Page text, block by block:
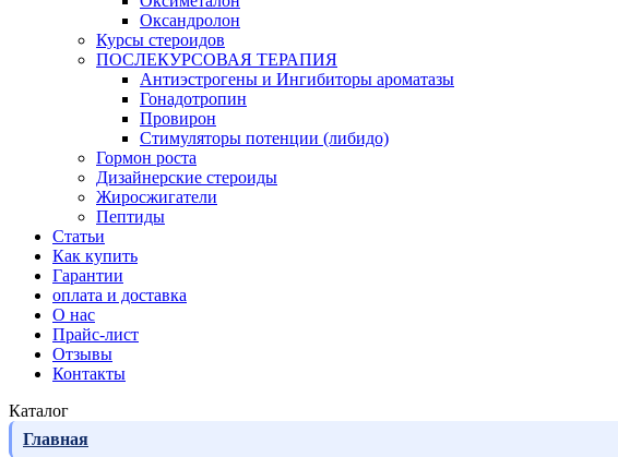
Оксандролон
Курсы стероидов
ПОСЛЕКУРСОВАЯ ТЕРАПИЯ
Антиэстрогены и Ингибиторы ароматазы
Гонадотропин
Провирон
Стимуляторы потенции (либидо)
Гормон роста
Дизайнерские стероиды
Жиросжигатели
Пептиды
Статьи
Как купить
Гарантии
оплата и доставка
О нас
Прайс-лист
Отзывы
Контакты
Каталог
Главная